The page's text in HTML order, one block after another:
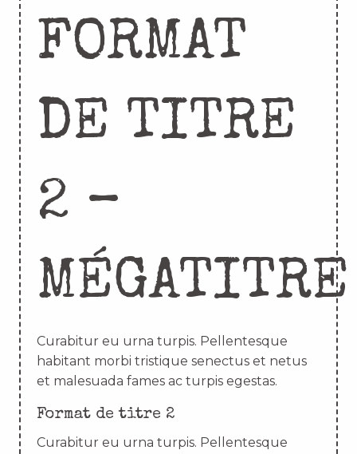
FORMAT
DE TITRE
2 –
MÉGATITRE
Curabitur eu urna turpis. Pellentesque
habitant morbi tristique senectus et netus
et malesuada fames ac turpis egestas.
Format de titre 2
Curabitur eu urna turpis. Pellentesque